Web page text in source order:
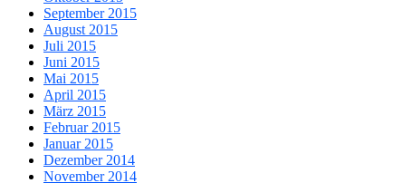
September 2015
August 2015
Juli 2015
Juni 2015
Mai 2015
April 2015
März 2015
Februar 2015
Januar 2015
Dezember 2014
November 2014